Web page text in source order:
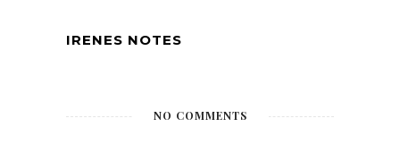
IRENES NOTES
NO COMMENTS